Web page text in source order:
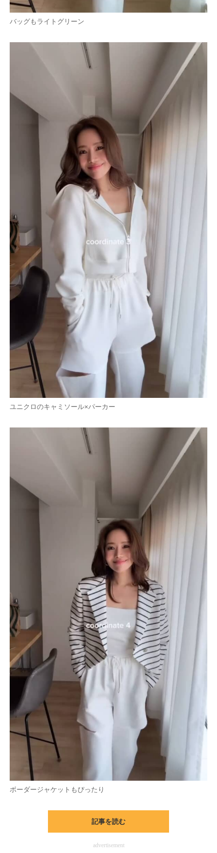
バッグもライトグリーン
ユニクロのキャミソール×パーカー
ボーダージャケットもぴったり
記事を読む
advertisement